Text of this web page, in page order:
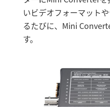
いビデオフォーマット
るたびに、Mini
す。